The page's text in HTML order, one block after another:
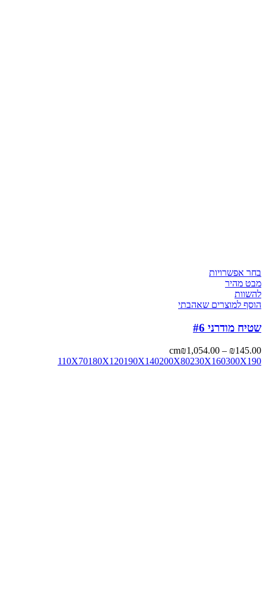
בחר אפשרויות
מבט מהיר
להשוות
הוסף למוצרים שאהבתי
שטיח מודרני #6
₪145.00
–
₪1,054.00
cm
110X70180X120190X140200X80230X160300X190